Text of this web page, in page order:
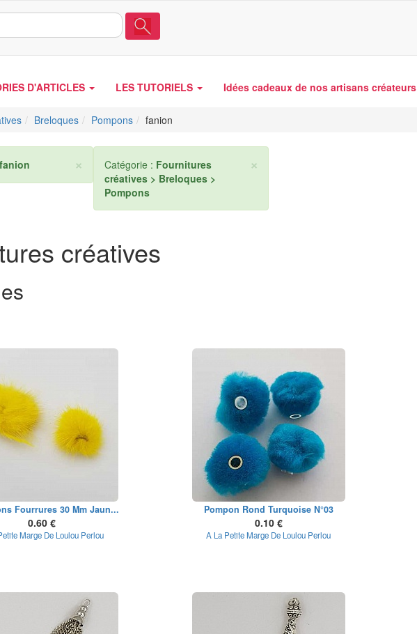
D'ARTICLES LES TUTORIELS Idées cadeaux de nos artisans créateurs
Breloques Pompons fanion
×
fanion ×
Catégorie : Fournitures
créatives > Breloques >
Pompons
créatives
Fourrures 30 Mm Jaun...
0.60 €
Marge De Loulou Perlou
Pompon Rond Turquoise N°03
0.10 €
A La Petite Marge De Loulou Perlou